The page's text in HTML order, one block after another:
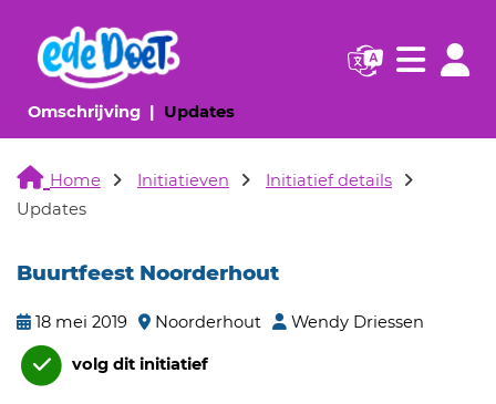
Omschrijving(huidige pagina)
Updates(huidige pagina)
Navigatie
Home Initiatieven
Initiatief details
Updates
Buurtfeest Noorderhout
18 mei 2019 Noorderhout Wendy Driessen
volg dit initiatief